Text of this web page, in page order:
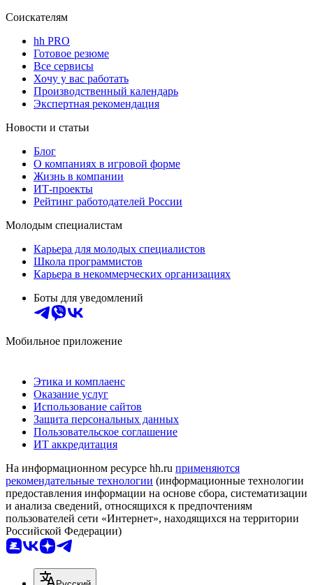
Соискателям
hh PRO
Готовое резюме
Все сервисы
Хочу у вас работать
Производственный календарь
Экспертная рекомендация
Новости и статьи
Блог
О компаниях в игровой форме
Жизнь в компании
ИТ-проекты
Рейтинг работодателей России
Молодым специалистам
Карьера для молодых специалистов
Школа программистов
Карьера в некоммерческих организациях
Боты для уведомлений
Мобильное приложение
Этика и комплаенс
Оказание услуг
Использование сайтов
Защита персональных данных
Пользовательское соглашение
ИТ аккредитация
На информационном ресурсе hh.ru применяются
рекомендательные технологии (информационные технологии
предоставления информации на основе сбора, систематизации
и анализа сведений, относящихся к предпочтениям
пользователей сети «Интернет», находящихся на территории
Российской Федерации)